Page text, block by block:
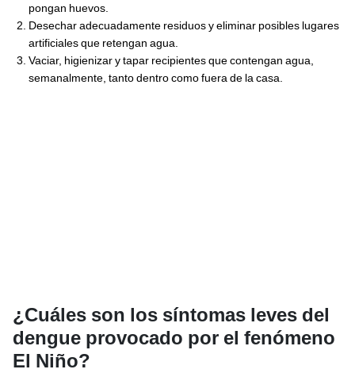
pongan huevos.
Desechar adecuadamente residuos y eliminar posibles lugares
artificiales que retengan agua.
Vaciar, higienizar y tapar recipientes que contengan agua,
semanalmente, tanto dentro como fuera de la casa.
¿Cuáles son los síntomas leves del
dengue provocado por el fenómeno
El Niño?